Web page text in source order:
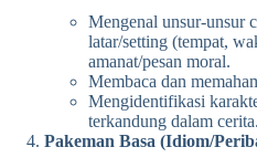
Mengenal unsur-unsur
latar/setting (tempat,
amanat/pesan moral.
Membaca dan
Mengidentifikasi
terkandung dalam cerita.
Pakeman Basa (Idiom/